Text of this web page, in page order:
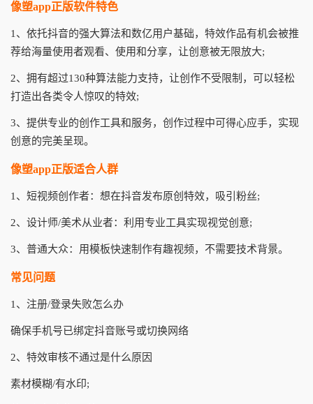
像塑app正版软件特色
1、依托抖音的强大算法和数亿用户基础，特效作品有机会被推
荐给海量使用者观看、使用和分享，让创意被无限放大;
2、拥有超过130种算法能力支持，让创作不受限制，可以轻松
打造出各类令人惊叹的特效;
3、提供专业的创作工具和服务，创作过程中可得心应手，实现
创意的完美呈现。
像塑app正版适合人群
1、短视频创作者：想在抖音发布原创特效，吸引粉丝;
2、设计师/美术从业者：利用专业工具实现视觉创意;
3、普通大众：用模板快速制作有趣视频，不需要技术背景。
常见问题
1、注册/登录失败怎么办
确保手机号已绑定抖音账号或切换网络
2、特效审核不通过是什么原因
素材模糊/有水印;